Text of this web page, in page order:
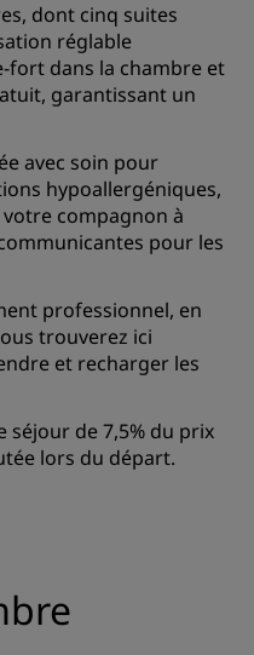
dont cinq suites
réglable
fort dans la chambre et
garantissant un
avec soin pour
hypoallergéniques,
votre compagnon à
pour les
professionnel, en
trouverez ici
et recharger les
séjour de 7,5% du prix
lors du départ.